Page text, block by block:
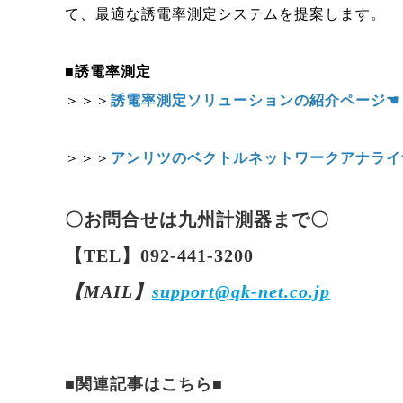
て、最適な誘電率測定システムを提案します。
■誘電率測定
＞＞＞ 誘電率測定ソリューションの紹介ページ☚
＞＞＞ アンリツのベクトルネットワークアナラ
〇お問合せは九州計測器まで〇
【TEL】092-441-3200
【MAIL】 support@qk-net.co.jp
■関連記事はこちら■